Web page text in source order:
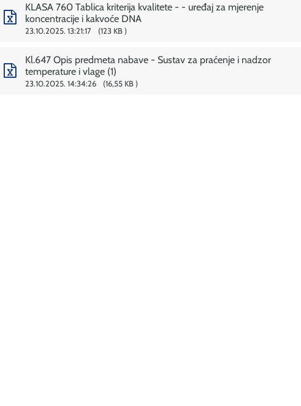
KLASA 760 Tablica kriterija kvalitete - - uređaj za mjerenje
koncentracije i kakvoće DNA
23.10.2025. 13:21:17 123 KB
Kl.647 Opis predmeta nabave - Sustav za praćenje i nadzor
temperature i vlage (1)
23.10.2025. 14:34:26 16,55 KB